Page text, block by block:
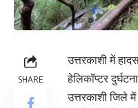
SHARE
उत्तरकाशी में
हेलिकॉप्टर
उत्तरकाशी जिले